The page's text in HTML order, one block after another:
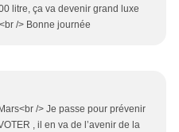
litre, ça va devenir grand luxe
/> Bonne journée
/> Je passe pour prévenir
, il en va de l’avenir de la